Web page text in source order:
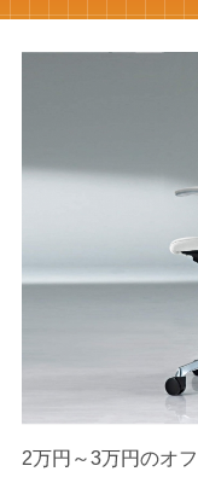
2万円～3万円のオ